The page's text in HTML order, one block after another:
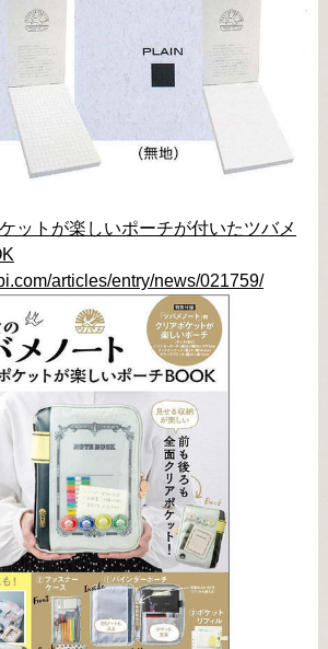
ットが楽しいポーチが付いたツバメ
articles/entry/news/021759/